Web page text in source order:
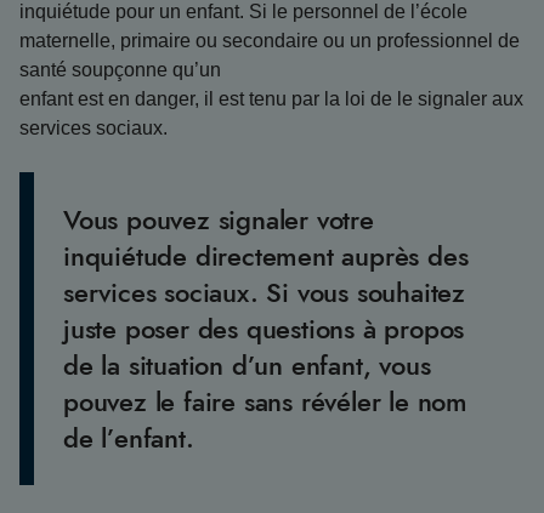
inquiétude pour un enfant. Si le personnel de l’école
maternelle, primaire ou secondaire ou un professionnel de
santé soupçonne qu’un
enfant est en danger, il est tenu par la loi de le signaler aux
services sociaux.
Vous pouvez signaler votre
inquiétude directement auprès des
services sociaux. Si vous souhaitez
juste poser des questions à propos
de la situation d’un enfant, vous
pouvez le faire sans révéler le nom
de l’enfant.